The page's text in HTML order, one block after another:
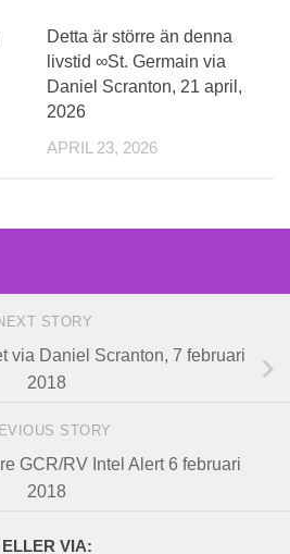
Detta är större än denna
livstid ∞St. Germain via
Daniel Scranton, 21 april,
2026
APRIL 23, 2026
STORY
via Daniel Scranton, 7 februari
2018
STORY
GCR/RV Intel Alert 6 februari
2018
VIA: